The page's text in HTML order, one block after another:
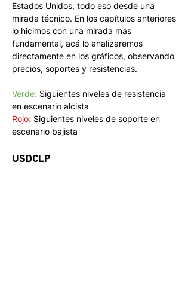
Estados Unidos, todo eso desde una
mirada técnico. En los capítulos anteriores
lo hicimos con una mirada más
fundamental, acá lo analizaremos
directamente en los gráficos, observando
precios, soportes y resistencias.
Verde: Siguientes niveles de resistencia
en escenario alcista
Rojo: Siguientes niveles de soporte en
escenario bajista
USDCLP